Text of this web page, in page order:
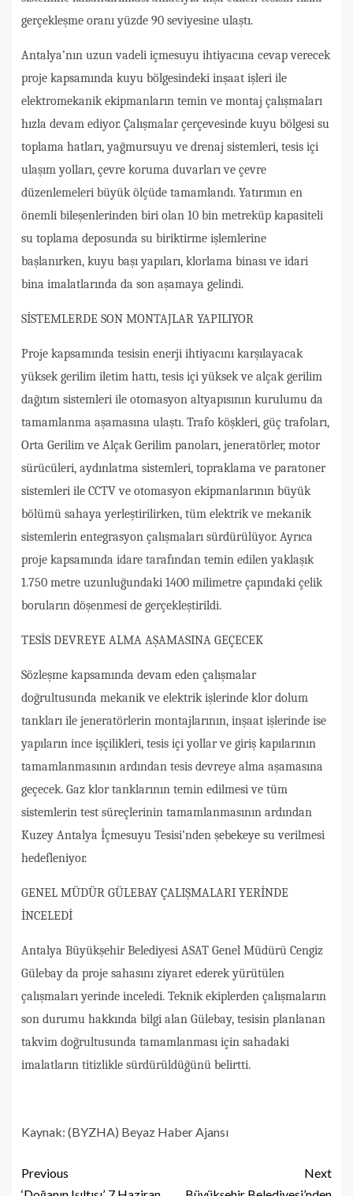
gerçekleşme oranı yüzde 90 seviyesine ulaştı.
Antalya’nın uzun vadeli içmesuyu ihtiyacına cevap verecek
proje kapsamında kuyu bölgesindeki inşaat işleri ile
elektromekanik ekipmanların temin ve montaj çalışmaları
hızla devam ediyor. Çalışmalar çerçevesinde kuyu bölgesi su
toplama hatları, yağmursuyu ve drenaj sistemleri, tesis içi
ulaşım yolları, çevre koruma duvarları ve çevre
düzenlemeleri büyük ölçüde tamamlandı. Yatırımın en
önemli bileşenlerinden biri olan 10 bin metreküp kapasiteli
su toplama deposunda su biriktirme işlemlerine
başlanırken, kuyu başı yapıları, klorlama binası ve idari
bina imalatlarında da son aşamaya gelindi.
SİSTEMLERDE SON MONTAJLAR YAPILIYOR
Proje kapsamında tesisin enerji ihtiyacını karşılayacak
yüksek gerilim iletim hattı, tesis içi yüksek ve alçak gerilim
dağıtım sistemleri ile otomasyon altyapısının kurulumu da
tamamlanma aşamasına ulaştı. Trafo köşkleri, güç trafoları,
Orta Gerilim ve Alçak Gerilim panoları, jeneratörler, motor
sürücüleri, aydınlatma sistemleri, topraklama ve paratoner
sistemleri ile CCTV ve otomasyon ekipmanlarının büyük
bölümü sahaya yerleştirilirken, tüm elektrik ve mekanik
sistemlerin entegrasyon çalışmaları sürdürülüyor. Ayrıca
proje kapsamında idare tarafından temin edilen yaklaşık
1.750 metre uzunluğundaki 1400 milimetre çapındaki çelik
boruların döşenmesi de gerçekleştirildi.
TESİS DEVREYE ALMA AŞAMASINA GEÇECEK
Sözleşme kapsamında devam eden çalışmalar
doğrultusunda mekanik ve elektrik işlerinde klor dolum
tankları ile jeneratörlerin montajlarının, inşaat işlerinde ise
yapıların ince işçilikleri, tesis içi yollar ve giriş kapılarının
tamamlanmasının ardından tesis devreye alma aşamasına
geçecek. Gaz klor tanklarının temin edilmesi ve tüm
sistemlerin test süreçlerinin tamamlanmasının ardından
Kuzey Antalya İçmesuyu Tesisi’nden şebekeye su verilmesi
hedefleniyor.
GENEL MÜDÜR GÜLEBAY ÇALIŞMALARI YERİNDE
İNCELEDİ
Antalya Büyükşehir Belediyesi ASAT Genel Müdürü Cengiz
Gülebay da proje sahasını ziyaret ederek yürütülen
çalışmaları yerinde inceledi. Teknik ekiplerden çalışmaların
son durumu hakkında bilgi alan Gülebay, tesisin planlanan
takvim doğrultusunda tamamlanması için sahadaki
imalatların titizlikle sürdürüldüğünü belirtti.
Kaynak: (BYZHA) Beyaz Haber Ajansı
Previous
Next